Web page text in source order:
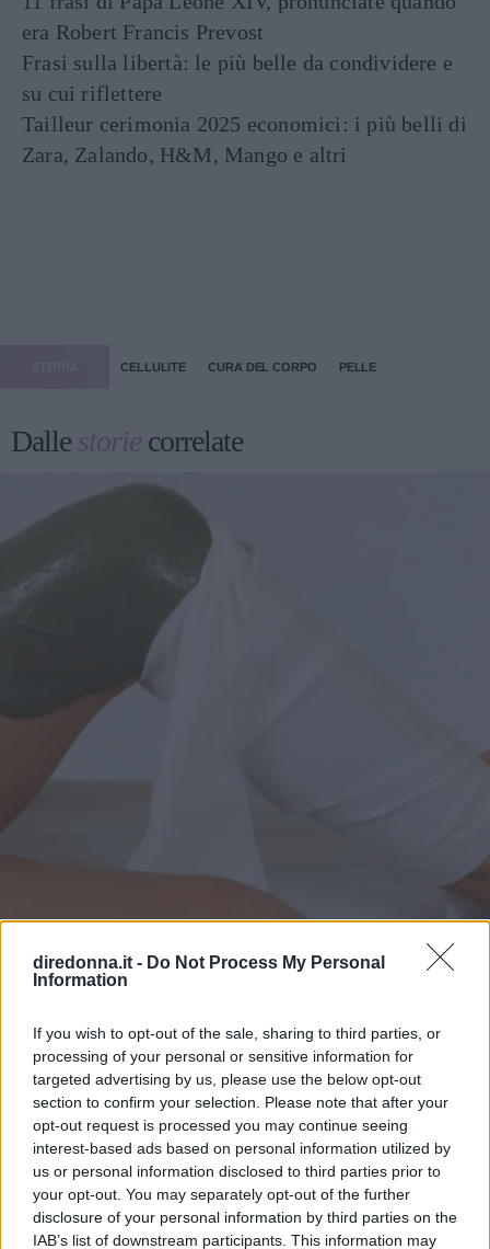
diredonna.it - Do Not Process My Personal
Information
If you wish to opt-out of the sale, sharing to third parties, or
processing of your personal or sensitive information for
targeted advertising by us, please use the below opt-out
section to confirm your selection. Please note that after your
opt-out request is processed you may continue seeing
interest-based ads based on personal information utilized by
us or personal information disclosed to third parties prior to
your opt-out. You may separately opt-out of the further
disclosure of your personal information by third parties on the
IAB’s list of downstream participants. This information may
era Robert Francis Prevost
Frasi sulla libertà: le più belle da condividere e
su cui riflettere
Tailleur cerimonia 2025 economici: i più belli di
Zara, Zalando, H&M, Mango e altri
CELLULITE CURA DEL CORPO PELLE
Dallestorie correlate
ESTETICA
Fanghi anticellulite: benefici,
proprietà e come farli a casa
I fanghi anticellulite sono un trattamento estetico molto
efficace e in grado di migliorare la circolazione,
contrastare gli inestetismi della cellulite e la ritenzione
idrica. Scopriamo i benefici, come applicarli e come farli a
casa.
MARCELLA LA CIOPPA